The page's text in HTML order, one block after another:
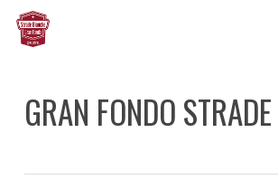
Skip
contentGRAN FONDO